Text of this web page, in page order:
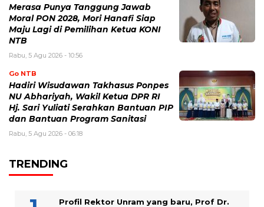
Merasa Punya Tanggung Jawab
Moral PON 2028, Mori Hanafi Siap
Maju Lagi di Pemilihan Ketua KONI
NTB
Rabu, 5 Agu 2026 - 10:56
Go NTB
Hadiri Wisudawan Takhasus Ponpes
NU Abhariyah, Wakil Ketua DPR RI
Hj. Sari Yuliati Serahkan Bantuan PIP
dan Bantuan Program Sanitasi
Rabu, 5 Agu 2026 - 06:18
TRENDING
Profil Rektor Unram yang baru, Prof Dr.